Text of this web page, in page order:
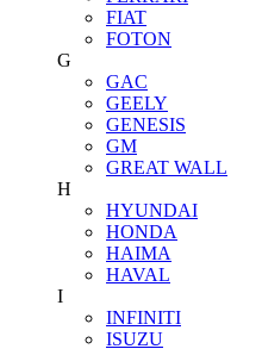
FIAT
FOTON
G
GAC
GEELY
GENESIS
GM
GREAT WALL
H
HYUNDAI
HONDA
HAIMA
HAVAL
I
INFINITI
ISUZU